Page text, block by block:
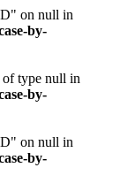
on null in
by-
of type null in
by-
on null in
by-